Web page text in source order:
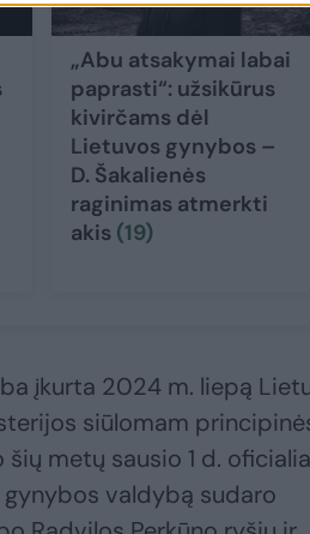
„Abu atsakymai labai
paprasti“: užsikūrus
kivirčams dėl
Lietuvos gynybos –
D. Šakalienės
raginimas atmerkti
akis (19)
įkurta 2024 m. liepą
siūlomam
metų sausio 1 d.
valdybą sudaro